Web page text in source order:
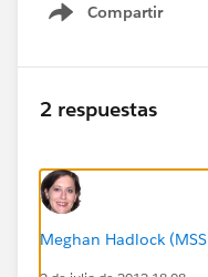
Compartir
Show menu
2 respuestas
Meghan Hadlock